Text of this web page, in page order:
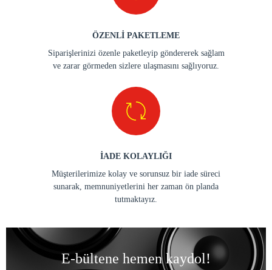
ÖZENLİ PAKETLEME
Siparişlerinizi özenle paketleyip göndererek sağlam
ve zarar görmeden sizlere ulaşmasını sağlıyoruz.
İADE KOLAYLIĞI
Müşterilerimize kolay ve sorunsuz bir iade süreci
sunarak, memnuniyetlerini her zaman ön planda
tutmaktayız.
E-bültene hemen kaydol!